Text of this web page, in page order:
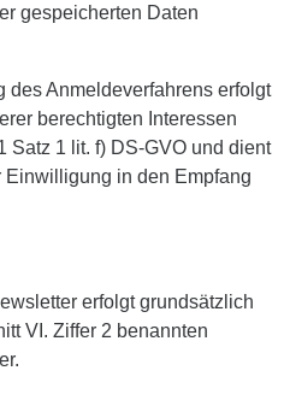
gespeicherten Daten
des Anmeldeverfahrens erfolgt
berechtigten Interessen
Satz 1 lit. f) DS-GVO und dient
in den Empfang
erfolgt grundsätzlich
VI. Ziffer 2 benannten